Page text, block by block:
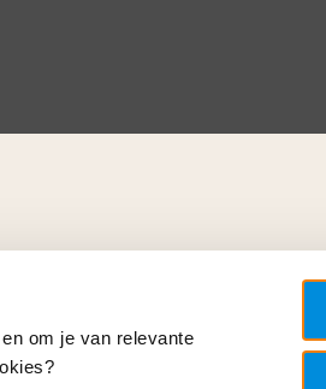
om je van relevante